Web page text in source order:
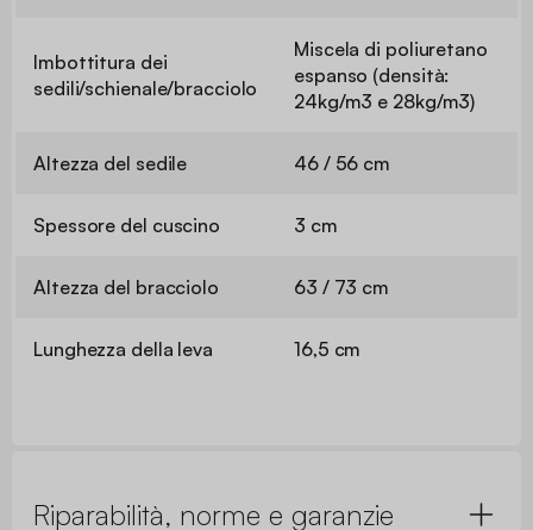
Imbottitura dei
sedili/schienale/bracciolo
Miscela di poliuretano
espanso (densità:
24kg/m3 e 28kg/m3)
Altezza del sedile 46 / 56 cm
Spessore del cuscino 3 cm
Altezza del bracciolo 63 / 73 cm
Lunghezza della leva 16,5 cm
Riparabilità, norme e garanzie